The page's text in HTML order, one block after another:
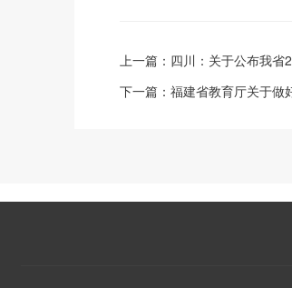
上一篇： 四川：关于公布我省
下一篇： 福建省教育厅关于做